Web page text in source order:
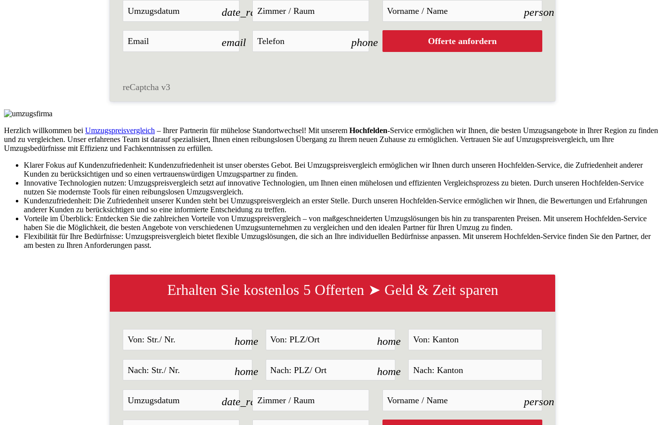
date_range person
email phone Offerte anfordern
reCaptcha v3
Herzlich willkommen bei Umzugspreisvergleich – Ihrer Partnerin für mühelose Standortwechsel! Mit unserem Hochfelden-Service ermöglichen wir Ihnen, die besten Umzugsangebote in Ihrer Region zu finden
und zu vergleichen. Unser erfahrenes Team ist darauf spezialisiert, Ihnen einen reibungslosen Übergang zu Ihrem neuen Zuhause zu ermöglichen. Vertrauen Sie auf Umzugspreisvergleich, um Ihre
Umzugsbedürfnisse mit Effizienz und Fachkenntnissen zu erfüllen.
Klarer Fokus auf Kundenzufriedenheit: Kundenzufriedenheit ist unser oberstes Gebot. Bei Umzugspreisvergleich ermöglichen wir Ihnen durch unseren Hochfelden-Service, die Zufriedenheit anderer
Kunden zu berücksichtigen und so einen vertrauenswürdigen Umzugspartner zu finden.
Innovative Technologien nutzen: Umzugspreisvergleich setzt auf innovative Technologien, um Ihnen einen mühelosen und effizienten Vergleichsprozess zu bieten. Durch unseren Hochfelden-Service
nutzen Sie modernste Tools für einen reibungslosen Umzugsvergleich.
Kundenzufriedenheit: Die Zufriedenheit unserer Kunden steht bei Umzugspreisvergleich an erster Stelle. Durch unseren Hochfelden-Service ermöglichen wir Ihnen, die Bewertungen und Erfahrungen
anderer Kunden zu berücksichtigen und so eine informierte Entscheidung zu treffen.
Vorteile im Überblick: Entdecken Sie die zahlreichen Vorteile von Umzugspreisvergleich – von maßgeschneiderten Umzugslösungen bis hin zu transparenten Preisen. Mit unserem Hochfelden-Service
haben Sie die Möglichkeit, die besten Angebote von verschiedenen Umzugsunternehmen zu vergleichen und den idealen Partner für Ihren Umzug zu finden.
Flexibilität für Ihre Bedürfnisse: Umzugspreisvergleich bietet flexible Umzugslösungen, die sich an Ihre individuellen Bedürfnisse anpassen. Mit unserem Hochfelden-Service finden Sie den Partner, der
am besten zu Ihren Anforderungen passt.
Erhalten Sie kostenlos 5 Offerten ➤ Geld & Zeit sparen
home home
home home
date_range person